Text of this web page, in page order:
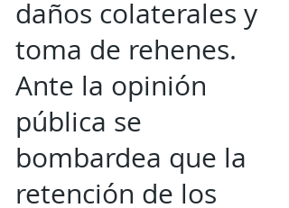
daños colaterales y
toma de rehenes.
Ante la opinión
pública se
bombardea que la
retención de los